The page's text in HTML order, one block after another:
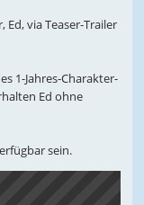
via Teaser-Trailer
1-Jahres-Charakter-
Ed ohne
sein.